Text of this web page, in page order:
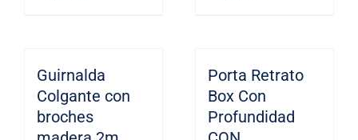
variantes.
Las
opciones
variantes.
Las
opciones
Guirnalda
Colgante con
broches
Porta Retrato
Box Con
Profundidad